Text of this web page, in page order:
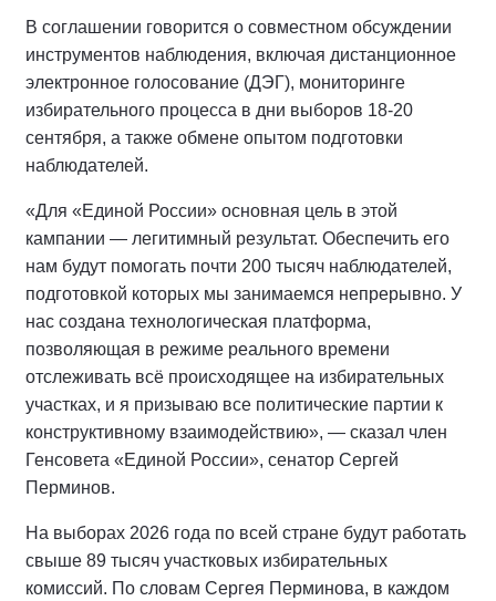
В соглашении говорится о совместном обсуждении
инструментов наблюдения, включая дистанционное
электронное голосование (ДЭГ), мониторинге
избирательного процесса в дни выборов 18-20
сентября, а также обмене опытом подготовки
наблюдателей.
«Для «Единой России» основная цель в этой
кампании — легитимный результат. Обеспечить его
нам будут помогать почти 200 тысяч наблюдателей,
подготовкой которых мы занимаемся непрерывно. У
нас создана технологическая платформа,
позволяющая в режиме реального времени
отслеживать всё происходящее на избирательных
участках, и я призываю все политические партии к
конструктивному взаимодействию», — сказал член
Генсовета «Единой России», сенатор Сергей
Перминов.
На выборах 2026 года по всей стране будут работать
свыше 89 тысяч участковых избирательных
комиссий. По словам Сергея Перминова, в каждом